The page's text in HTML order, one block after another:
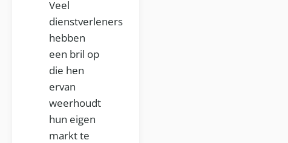
Veel
dienstverleners
hebben
een bril op
die hen
ervan
weerhoudt
hun eigen
markt te